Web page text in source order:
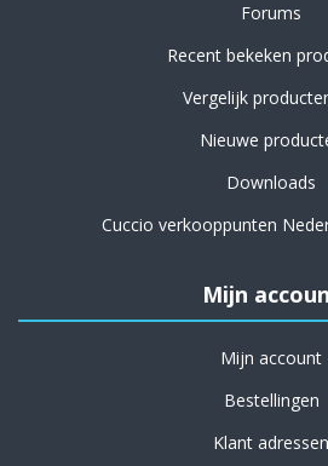
Forums
Recent bekeken
Vergelijk
Nieuwe
Downloads
Cuccio verkooppunten
Mijn
Mijn account
Bestellingen
Klant adressen